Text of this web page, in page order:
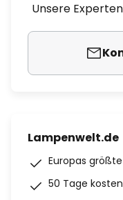
Unsere
Lampenwelt.de
Europas
50 Tage